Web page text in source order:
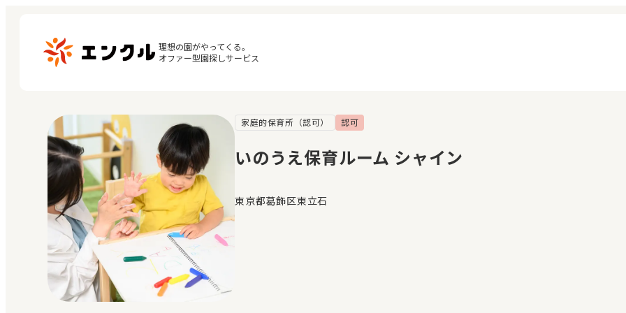
理想の園がやってくる。
オファー型園探しサービス
保育園・幼稚園を探す
地図から探す
地域から探す
マイページ
閲覧履歴
お気に入り
家庭的保育所（認可） 認可
いのうえ保育ルーム シャイン
東京都葛飾区東立石